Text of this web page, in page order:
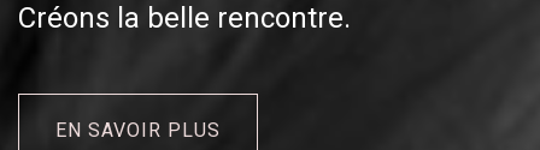
Créons la belle rencontre.
EN SAVOIR PLUS